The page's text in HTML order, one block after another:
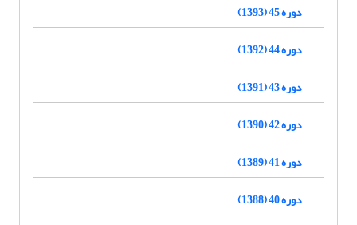
دوره 45 (1393)
دوره 44 (1392)
دوره 43 (1391)
دوره 42 (1390)
دوره 41 (1389)
دوره 40 (1388)